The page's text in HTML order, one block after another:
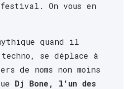
On vous en
quand il
se déplace à
de noms non moins
Dj Bone, l’un des